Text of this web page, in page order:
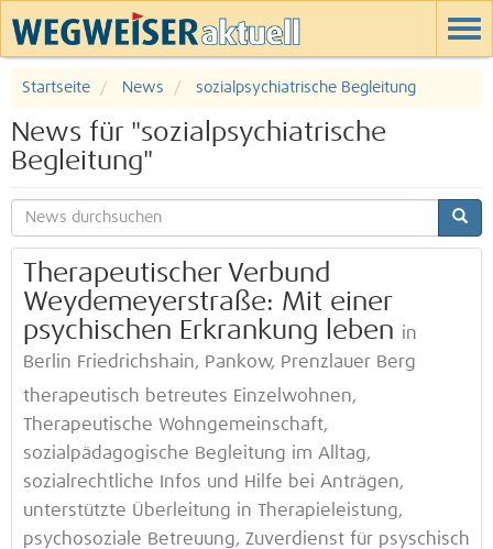
Startseite News sozialpsychiatrische Begleitung
News für "sozialpsychiatrische
Begleitung"
Therapeutischer Verbund
Weydemeyerstraße: Mit einer
psychischen Erkrankung leben in
Berlin Friedrichshain, Pankow, Prenzlauer Berg
therapeutisch betreutes Einzelwohnen,
Therapeutische Wohngemeinschaft,
sozialpädagogische Begleitung im Alltag,
sozialrechtliche Infos und Hilfe bei Anträgen,
unterstützte Überleitung in Therapieleistung,
psychosoziale Betreuung, Zuverdienst für psyschisch